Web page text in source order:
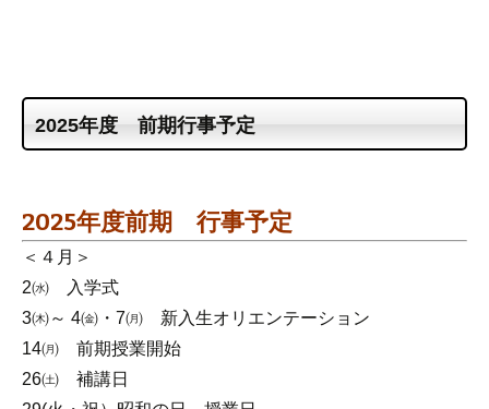
2025年度 前期行事予定
2025年度前期 行事予定
＜４月＞
2㈬ 入学式
3㈭～ 4㈮・7㈪ 新入生オリエンテーション
14㈪ 前期授業開始
26㈯ 補講日